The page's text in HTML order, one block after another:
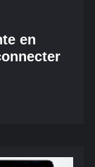
en